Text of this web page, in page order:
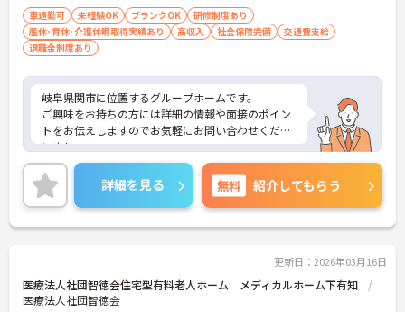
車通勤可 未経験OK ブランクOK
研修制度あり
産休･育休･介護休暇取得実績あり
高収入 社会保険完備
交通費支給
退職金制度あり
岐阜県関市に位置するグループホームです。
ご興味をお持ちの方には詳細の情報や面接のポイン
トをお伝えしますのでお気軽にお問い合わせくださ
いませ。
詳細を見る 無料 紹介してもらう
更新日：2026年03月16日
医療法人社団智徳会住宅型有料老人ホーム メディカルホーム下有知
医療法人社団智徳会